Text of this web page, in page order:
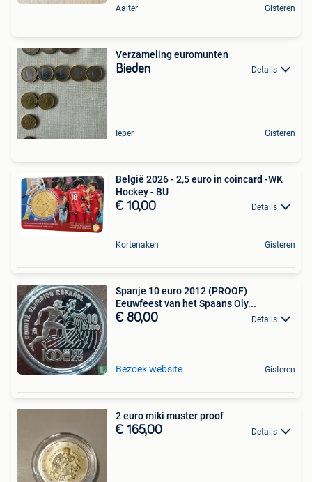
Aalter Gisteren
Verzameling euromunten
Bieden Details
Ieper Gisteren
België 2026 - 2,5 euro in coincard -WK
Hockey - BU
€ 10,00 Details
Kortenaken Gisteren
Spanje 10 euro 2012 (PROOF)
Eeuwfeest van het Spaans Oly...
€ 80,00 Details
Bezoek website Gisteren
2 euro miki muster proof
€ 165,00 Details